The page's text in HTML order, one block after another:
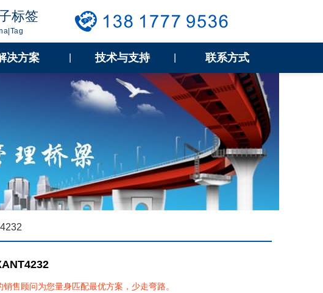
标签
决方案 技术与支持 联系方式
售顾问为您量身匹配最优方案，少走弯路。